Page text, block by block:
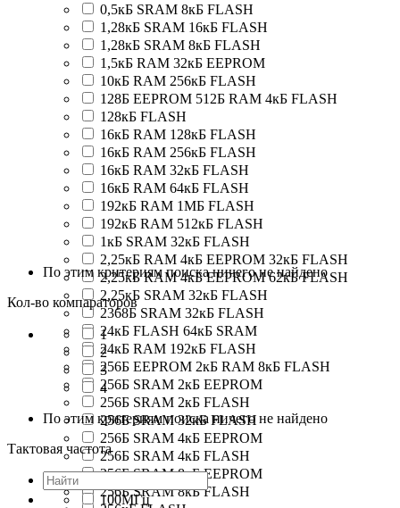
0,5кБ SRAM 8кБ FLASH
1,28кБ SRAM 16кБ FLASH
1,28кБ SRAM 8кБ FLASH
1,5кБ RAM 32кБ EEPROM
10кБ RAM 256кБ FLASH
128Б EEPROM 512Б RAM 4кБ FLASH
128кБ FLASH
16кБ RAM 128кБ FLASH
16кБ RAM 256кБ FLASH
16кБ RAM 32кБ FLASH
16кБ RAM 64кБ FLASH
192кБ RAM 1МБ FLASH
192кБ RAM 512кБ FLASH
1кБ SRAM 32кБ FLASH
2,25кБ RAM 4кБ EEPROM 32кБ FLASH
2,25кБ RAM 4кБ EEPROM 62кБ FLASH
2,25кБ SRAM 32кБ FLASH
2368Б SRAM 32кБ FLASH
24кБ FLASH 64кБ SRAM
24кБ RAM 192кБ FLASH
256Б EEPROM 2кБ RAM 8кБ FLASH
256Б SRAM 2кБ EEPROM
256Б SRAM 2кБ FLASH
256Б SRAM 32кБ FLASH
256Б SRAM 4кБ EEPROM
256Б SRAM 4кБ FLASH
256Б SRAM 8кБ EEPROM
256Б SRAM 8кБ FLASH
По этим критериям поиска ничего не найдено
Кол-во компараторов
1
2
3
4
По этим критериям поиска ничего не найдено
Тактовая частота
100МГц